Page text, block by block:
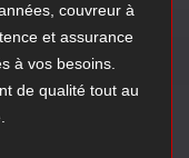
couvreur à
et assurance
à vos besoins.
de qualité tout au